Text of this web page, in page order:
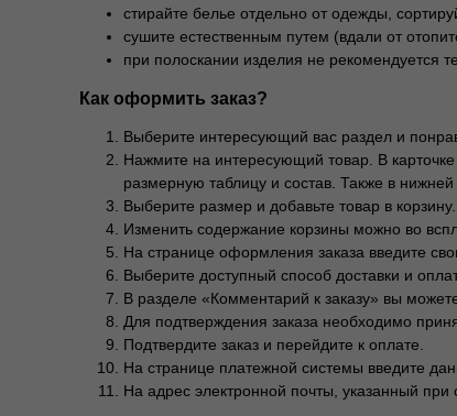
стирайте белье отдельно от одежды,
сушите естественным путем (вдали от
при полоскании изделия не рекомендуется
Как оформить заказ?
Выберите интересующий вас раздел и
Нажмите на интересующий товар. В
размерную таблицу и состав. Также в
Выберите размер и добавьте товар в
Изменить содержание корзины можно во
На странице оформления заказа введите
Выберите доступный способ доставки и
В разделе «Комментарий к заказу» вы
Для подтверждения заказа необходимо
Подтвердите заказ и перейдите к оплате.
На странице платежной системы введите
На адрес электронной почты, указанный